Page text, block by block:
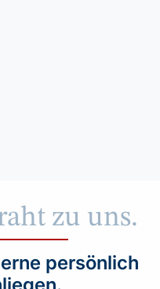
zu uns.
persönlich